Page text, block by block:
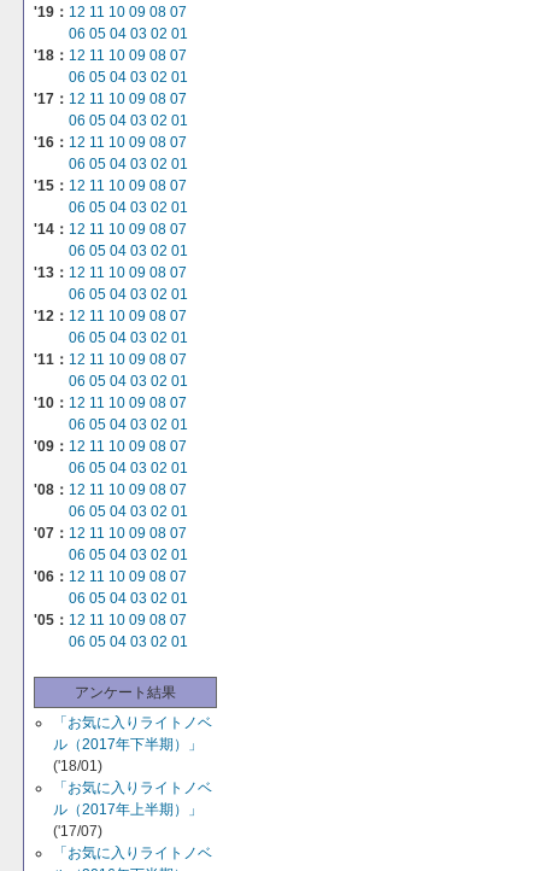
'19： 12 11 10 09 08 07
06 05 04 03 02 01
'18： 12 11 10 09 08 07
06 05 04 03 02 01
'17： 12 11 10 09 08 07
06 05 04 03 02 01
'16： 12 11 10 09 08 07
06 05 04 03 02 01
'15： 12 11 10 09 08 07
06 05 04 03 02 01
'14： 12 11 10 09 08 07
06 05 04 03 02 01
'13： 12 11 10 09 08 07
06 05 04 03 02 01
'12： 12 11 10 09 08 07
06 05 04 03 02 01
'11： 12 11 10 09 08 07
06 05 04 03 02 01
'10： 12 11 10 09 08 07
06 05 04 03 02 01
'09： 12 11 10 09 08 07
06 05 04 03 02 01
'08： 12 11 10 09 08 07
06 05 04 03 02 01
'07： 12 11 10 09 08 07
06 05 04 03 02 01
'06： 12 11 10 09 08 07
06 05 04 03 02 01
'05： 12 11 10 09 08 07
06 05 04 03 02 01
アンケート結果
「お気に入りライトノベ
ル（2017年下半期）」
('18/01)
「お気に入りライトノベ
ル（2017年上半期）」
('17/07)
「お気に入りライトノベ